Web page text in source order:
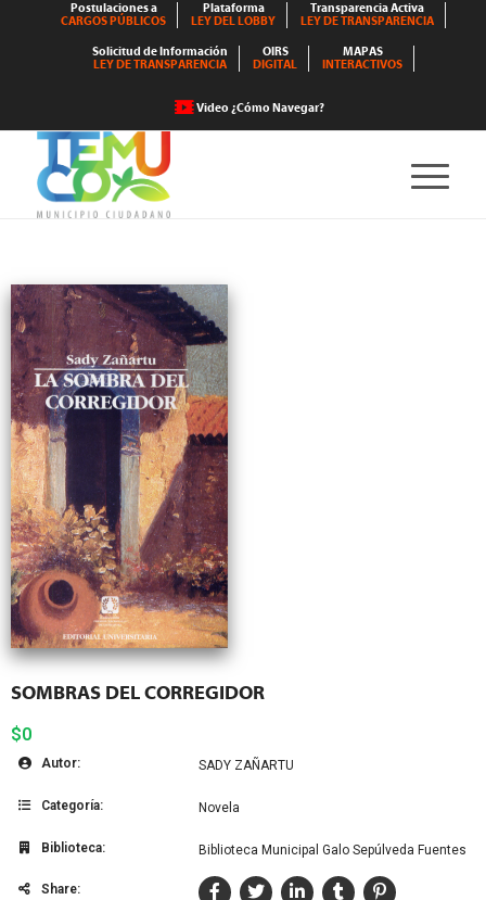
Postulaciones a
CARGOS PÚBLICOS
Plataforma
LEY DEL LOBBY
Transparencia Activa
LEY DE TRANSPARENCIA
Solicitud de Información
LEY DE TRANSPARENCIA
OIRS
DIGITAL
MAPAS
INTERACTIVOS
Video ¿Cómo Navegar?
SOMBRAS DEL CORREGIDOR
$0
Autor: SADY ZAÑARTU
Categoría: Novela
Biblioteca: Biblioteca Municipal Galo Sepúlveda Fuentes
Share: